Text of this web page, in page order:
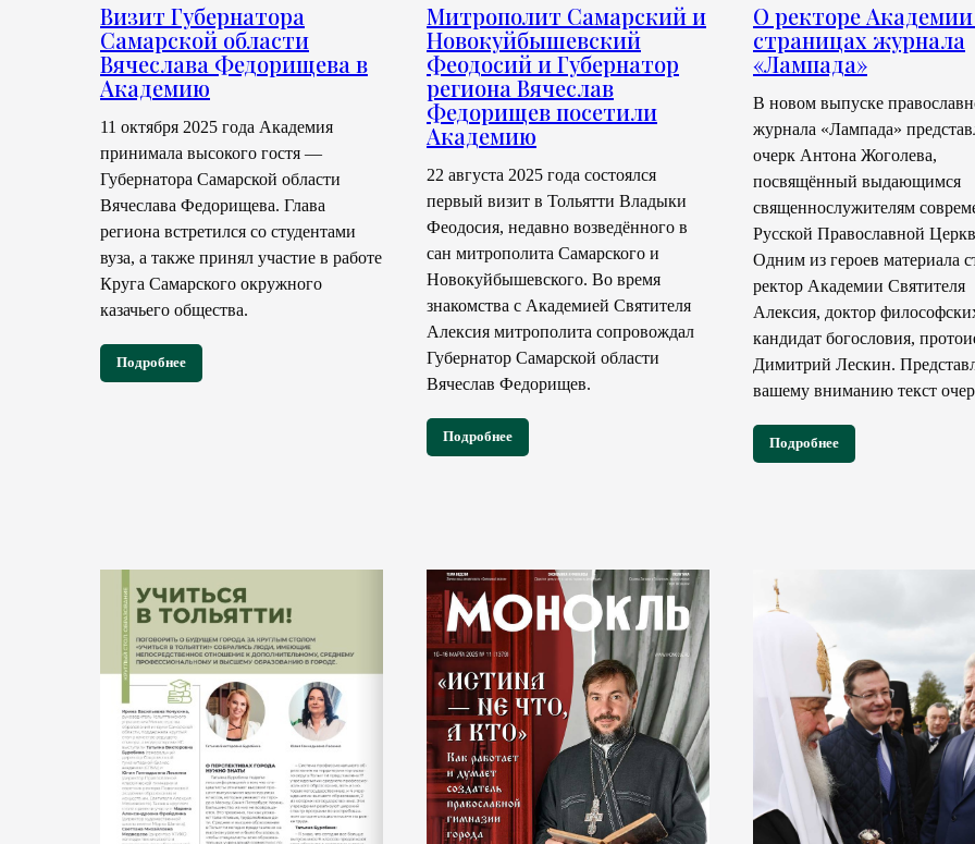
Визит Губернатора
Самарской области
Вячеслава Федорищева в
Академию
11 октября 2025 года Академия
принимала высокого гостя —
Губернатора Самарской области
Вячеслава Федорищева. Глава
региона встретился со студентами
вуза, а также принял участие в работе
Круга Самарского окружного
казачьего общества.
Подробнее
Митрополит Самарский и
Новокуйбышевский
Феодосий и Губернатор
региона Вячеслав
Федорищев посетили
Академию
22 августа 2025 года состоялся
первый визит в Тольятти Владыки
Феодосия, недавно возведённого в
сан митрополита Самарского и
Новокуйбышевского. Во время
знакомства с Академией Святителя
Алексия митрополита сопровождал
Губернатор Самарской области
Вячеслав Федорищев.
Подробнее
О ректоре
страницах журнала
«Лампада»
В новом выпуске
журнала «Лампада»
очерк Антона Жоголева,
посвящённый выдающимся
священнослужителям
Русской Православной
Одним из героев материала
ректор Академии Святителя
Алексия, доктор
кандидат богословия,
Димитрий Лескин.
вашему вниманию текст
Подробнее